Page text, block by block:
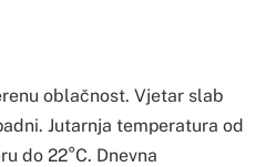
oblačnost. Vjetar slab
Jutarnja temperatura od
do 22°C. Dnevna